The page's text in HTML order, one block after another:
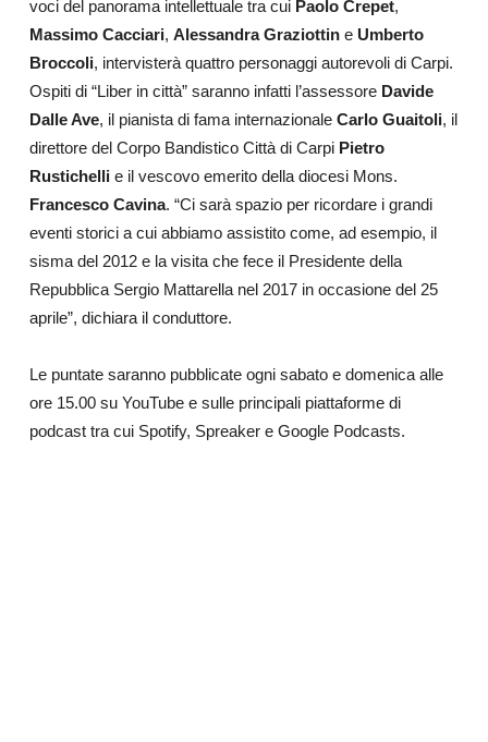
voci del panorama intellettuale tra cui Paolo Crepet,
Massimo Cacciari, Alessandra Graziottine Umberto
Broccoli, intervisterà quattro personaggi autorevoli di Carpi.
Ospiti di “Liber in città” saranno infatti l’assessore Davide
Dalle Ave, il pianista di fama internazionale Carlo Guaitoli, il
direttore del Corpo Bandistico Città di Carpi Pietro
Rustichellie il vescovo emerito della diocesi Mons.
Francesco Cavina. “Ci sarà spazio per ricordare i grandi
eventi storici a cui abbiamo assistito come, ad esempio, il
sisma del 2012 e la visita che fece il Presidente della
Repubblica Sergio Mattarella nel 2017 in occasione del 25
aprile”, dichiara il conduttore.
Le puntate saranno pubblicate ogni sabato e domenica alle
ore 15.00 su YouTube e sulle principali piattaforme di
podcast tra cui Spotify, Spreaker e Google Podcasts.